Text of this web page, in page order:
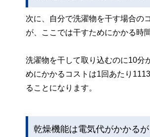
次に、自分で洗濯物を干す場合の
が、ここでは干すためにかかる時
洗濯物を干して取り込むのに10分
めにかかるコストは1回あたり
ることになります。
乾燥機能は電気代がかかる